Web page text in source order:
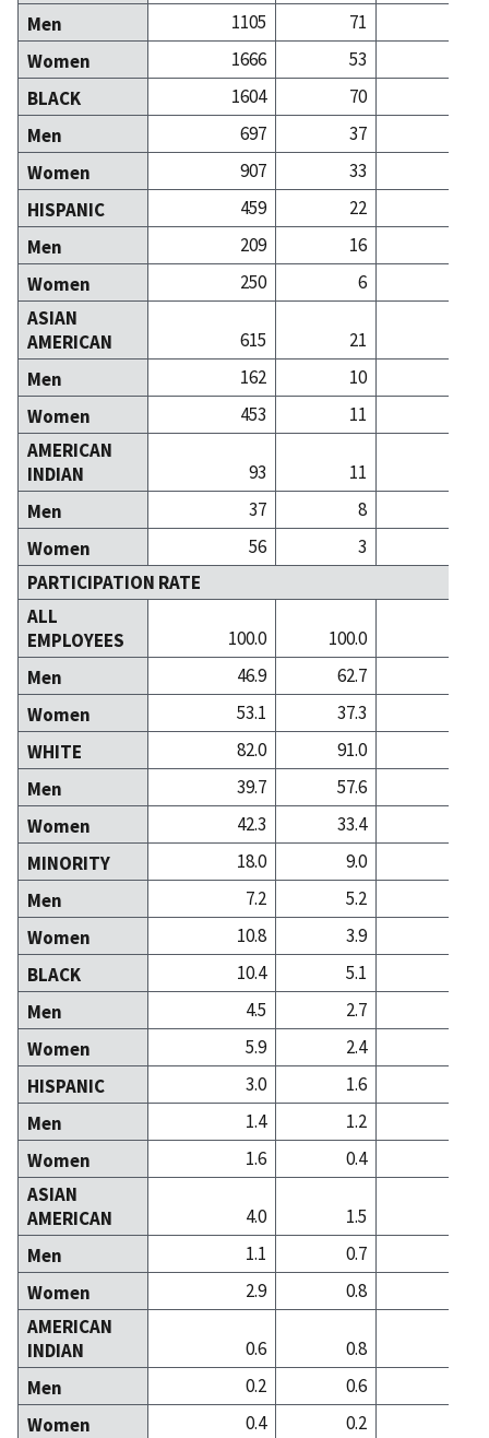
Men
1105 71
Women
1666 53
BLACK
1604 70
Men
697 37
Women
907 33
HISPANIC
459 22
Men
209 16
Women
250 6
ASIAN
AMERICAN
615 21
Men
162 10
Women
453 11
AMERICAN
INDIAN
93 11
Men
37
8
Women
56
3
PARTICIPATION RATE
ALL
EMPLOYEES
100.0 100.0
Men
46.9 62.7
Women
53.1 37.3
WHITE
82.0 91.0
Men
39.7 57.6
Women
42.3 33.4
MINORITY
18.0 9.0
Men
7.2 5.2
Women
10.8 3.9
BLACK
10.4 5.1
Men
4.5 2.7
Women
5.9 2.4
HISPANIC
3.0 1.6
Men
1.4 1.2
Women
1.6 0.4
ASIAN
AMERICAN
4.0 1.5
Men
1.1 0.7
Women
2.9 0.8
AMERICAN
INDIAN
0.6 0.8
Men
0.2 0.6
Women
0.4 0.2